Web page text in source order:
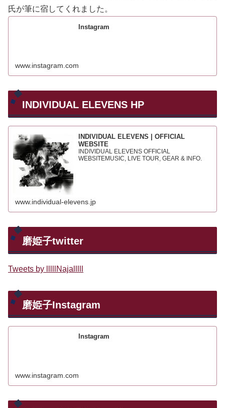
氏が筆に宿してくれました。
Instagram
www.instagram.com
INDIVIDUAL ELEVENS HP
INDIVIDUAL ELEVENS | OFFICIAL
WEBSITE
INDIVIDUAL ELEVENS OFFICIAL
WEBSITEMUSIC, LIVE TOUR, GEAR & INFO.
www.individual-elevens.jp
磨姫子twitter
Tweets by lllllNajalllll
磨姫子Instagram
Instagram
www.instagram.com